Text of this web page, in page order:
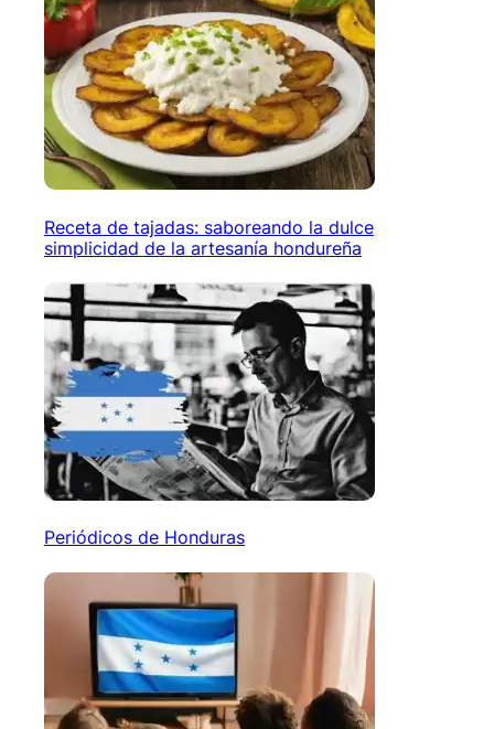
Receta de tajadas: saboreando la dulce
simplicidad de la artesanía hondureña
Periódicos de Honduras